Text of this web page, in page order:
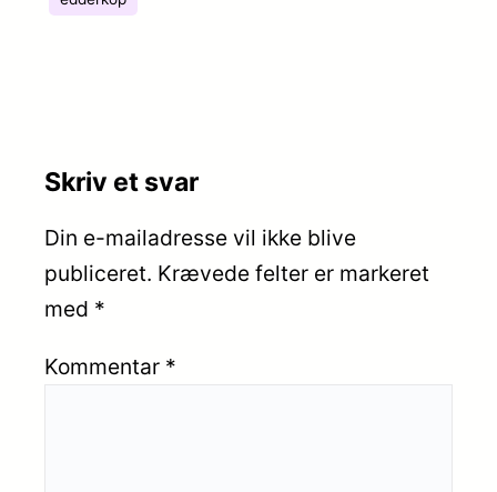
Skriv et svar
Din e-mailadresse vil ikke blive
publiceret. Krævede felter er markeret
med *
Kommentar *